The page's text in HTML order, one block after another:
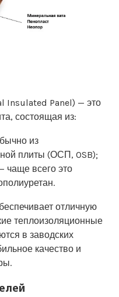
Insulated Panel) — это
состоящая из:
из
плиты (ОСП, OSB);
чаще всего это
отличную
теплоизоляционные
в заводских
качество и